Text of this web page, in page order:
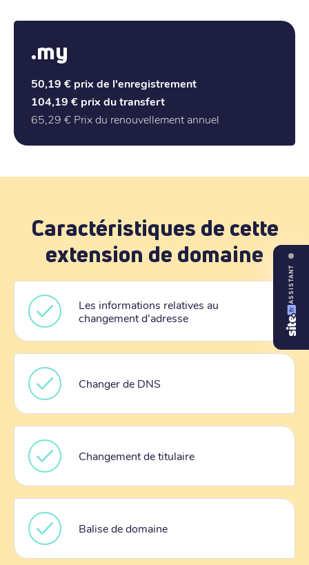
.my
50,19 € prix de l'enregistrement
104,19 € prix du transfert
65,29 € Prix du renouvellement annuel
Caractéristiques de cette
extension de domaine
Les informations relatives au
changement d'adresse
Changer de DNS
Changement de titulaire
Balise de domaine
ASSISTANT